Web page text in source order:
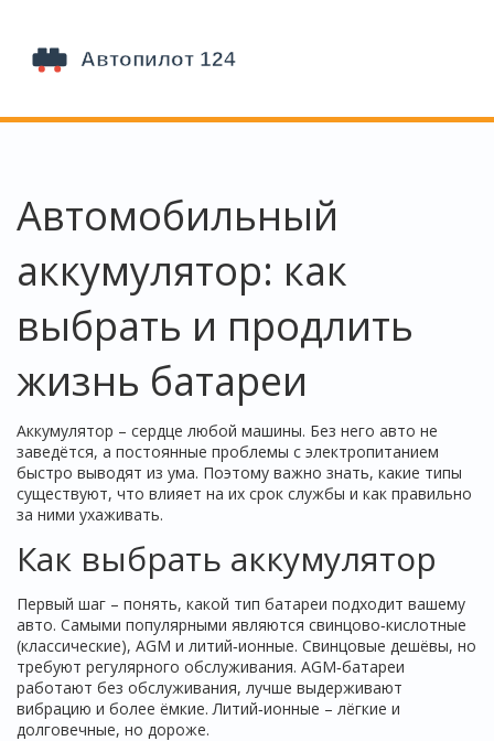
Автомобильный
аккумулятор: как
выбрать и продлить
жизнь батареи
Аккумулятор – сердце любой машины. Без него авто не
заведётся, а постоянные проблемы с электропитанием
быстро выводят из ума. Поэтому важно знать, какие типы
существуют, что влияет на их срок службы и как правильно
за ними ухаживать.
Как выбрать аккумулятор
Первый шаг – понять, какой тип батареи подходит вашему
авто. Самыми популярными являются свинцово‑кислотные
(классические), AGM и литий‑ионные. Свинцовые дешёвы, но
требуют регулярного обслуживания. AGM‑батареи
работают без обслуживания, лучше выдерживают
вибрацию и более ёмкие. Литий‑ионные – лёгкие и
долговечные, но дороже.